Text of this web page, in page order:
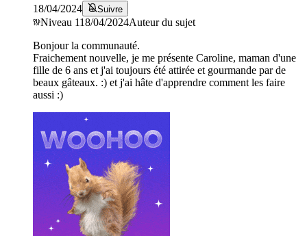
18/04/2024 Suivre
Niveau 118/04/2024Auteur du sujet
Bonjour la communauté.
Fraichement nouvelle, je me présente Caroline, maman d'une
fille de 6 ans et j'ai toujours été attirée et gourmande par de
beaux gâteaux. :) et j'ai hâte d'apprendre comment les faire
aussi :)